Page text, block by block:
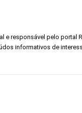
e responsável pelo portal
informativos de